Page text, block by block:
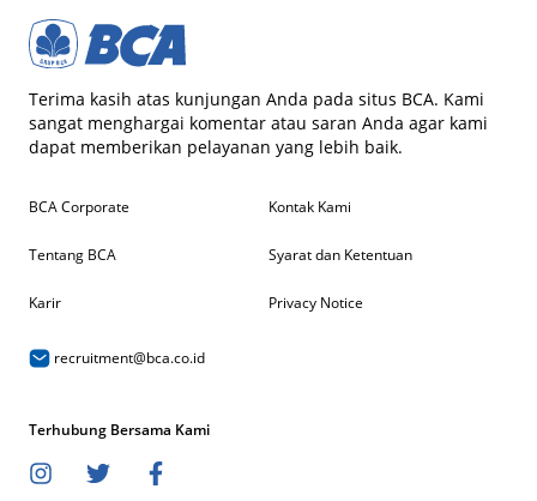
Terima kasih atas kunjungan Anda pada situs BCA. Kami
sangat menghargai komentar atau saran Anda agar kami
dapat memberikan pelayanan yang lebih baik.
BCA Corporate Kontak Kami
Tentang BCA Syarat dan Ketentuan
Karir Privacy Notice
recruitment@bca.co.id
Terhubung Bersama Kami